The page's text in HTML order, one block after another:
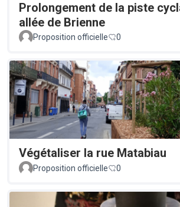
Prolongement de la piste
allée de Brienne
Proposition officielle 0
Végétaliser la rue Matabiau
Proposition officielle
0